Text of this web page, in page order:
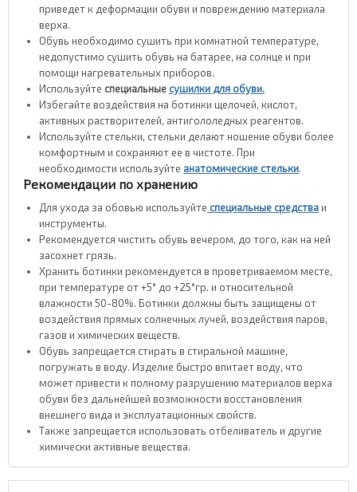
приведет к деформации обуви и повреждению материала
верха.
Обувь необходимо сушить при комнатной температуре,
недопустимо сушить обувь на батарее, на солнце и при
помощи нагревательных приборов.
Используйте специальныесушилки для обуви.
Избегайте воздействия на ботинки щелочей, кислот,
активных растворителей, антигололедных реагентов.
Используйте стельки, стельки делают ношение обуви более
комфортным и сохраняют ее в чистоте. При
необходимости используйте анатомические стельки.
Рекомендации по хранению
Для ухода за обовью используйте специальные средстваи
инструменты.
Рекомендуется чистить обувь вечером, до того, как на ней
засохнет грязь.
Хранить ботинки рекомендуется в проветриваемом месте,
при температуре от +5° до +25°гр. и относительной
влажности 50-80%. Ботинки должны быть защищены от
воздействия прямых солнечных лучей, воздействия паров,
газов и химических веществ.
Обувь запрещается стирать в стиральной машине,
погружать в воду. Изделие быстро впитает воду, что
может привести к полному разрушению материалов верха
обуви без дальнейшей возможности восстановления
внешнего вида и эксплуатационных свойств.
Также запрещается использовать отбеливатель и другие
химически активные вещества.